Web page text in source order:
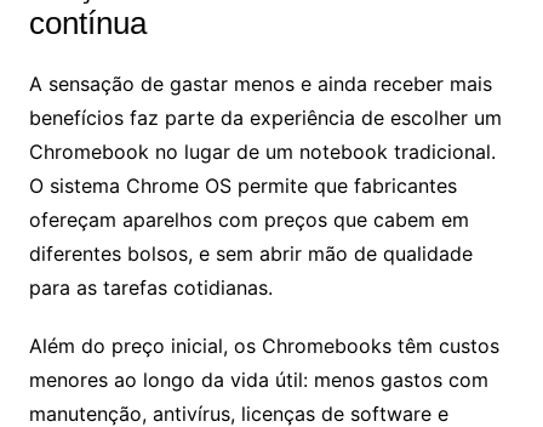
contínua
A sensação de gastar menos e ainda receber mais
benefícios faz parte da experiência de escolher um
Chromebook no lugar de um notebook tradicional.
O sistema Chrome OS permite que fabricantes
ofereçam aparelhos com preços que cabem em
diferentes bolsos, e sem abrir mão de qualidade
para as tarefas cotidianas.
Além do preço inicial, os Chromebooks têm custos
menores ao longo da vida útil: menos gastos com
manutenção, antivírus, licenças de software e